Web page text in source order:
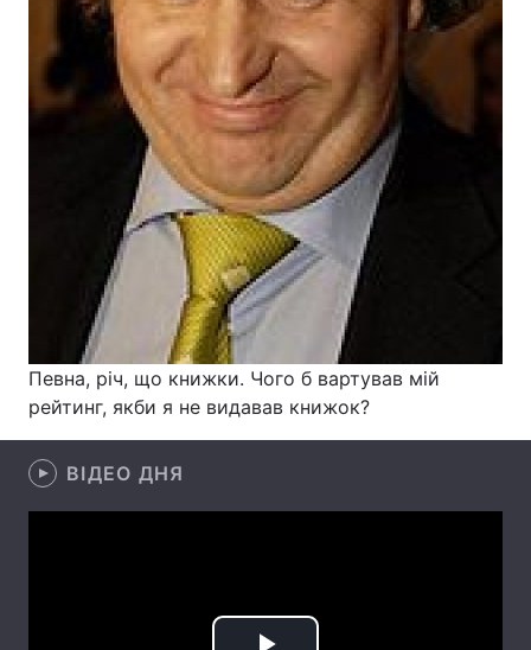
Екологія Регіони
Лонгріди
Відео з Youtube Статті
Думки
Вакансії
Контакти
Послуги
Певна, річ, що книжки. Чого б вартував мій
рейтинг, якби я не видавав книжок?
ВІДЕО ДНЯ